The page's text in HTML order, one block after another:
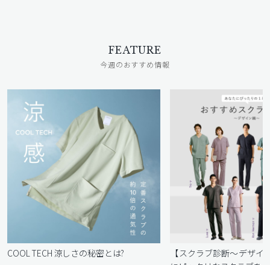
FEATURE
今週のおすすめ情報
COOL TECH 涼しさの秘密とは?
【スクラブ診断〜デザイ